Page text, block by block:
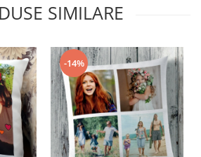
SIMILARE
-14%